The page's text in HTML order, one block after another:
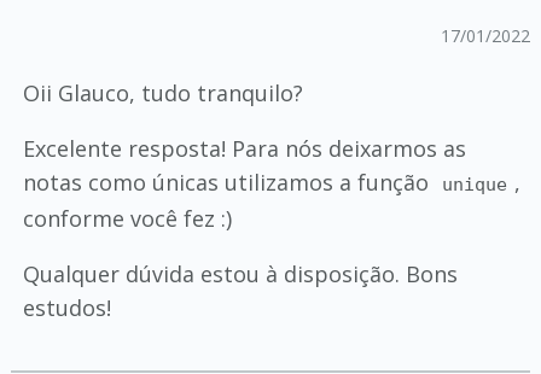
17/01/2022
Oii Glauco, tudo tranquilo?
Excelente resposta! Para nós deixarmos as
notas como únicas utilizamos a função
unique ,
conforme você fez :)
Qualquer dúvida estou à disposição. Bons
estudos!